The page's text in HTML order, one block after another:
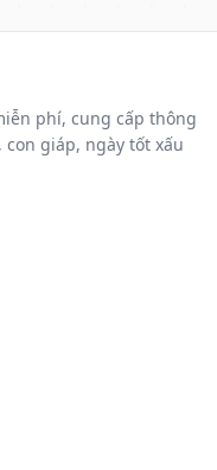
phí, cung cấp thông
giáp, ngày tốt xấu